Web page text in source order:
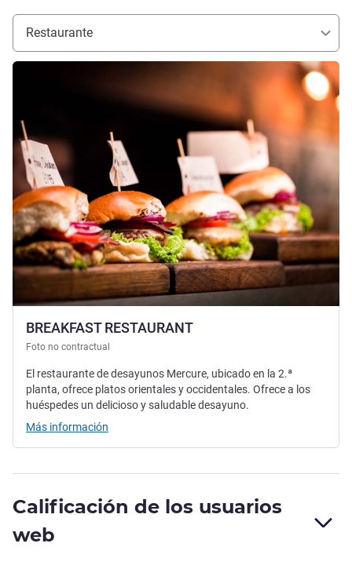
Restaurante
BREAKFAST RESTAURANT
Foto no contractual
Más información
El restaurante de desayunos Mercure, ubicado en la 2.ª
planta, ofrece platos orientales y occidentales. Ofrece a los
huéspedes un delicioso y saludable desayuno.
Más información
Calificación de los usuarios
web